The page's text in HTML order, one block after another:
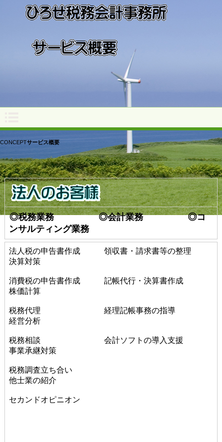
CONCEPTサービス概要
◎税務業務 ◎会計業務 ◎コ
ンサルティング業務
法人税の申告書作成 領収書・請求書等の整理
決算対策
消費税の申告書作成 記帳代行・決算書作成
株価計算
税務代理 経理記帳事務の指導
経営分析
税務相談 会計ソフトの導入支援
事業承継対策
税務調査立ち合い
他士業の紹介
セカンドオピニオン